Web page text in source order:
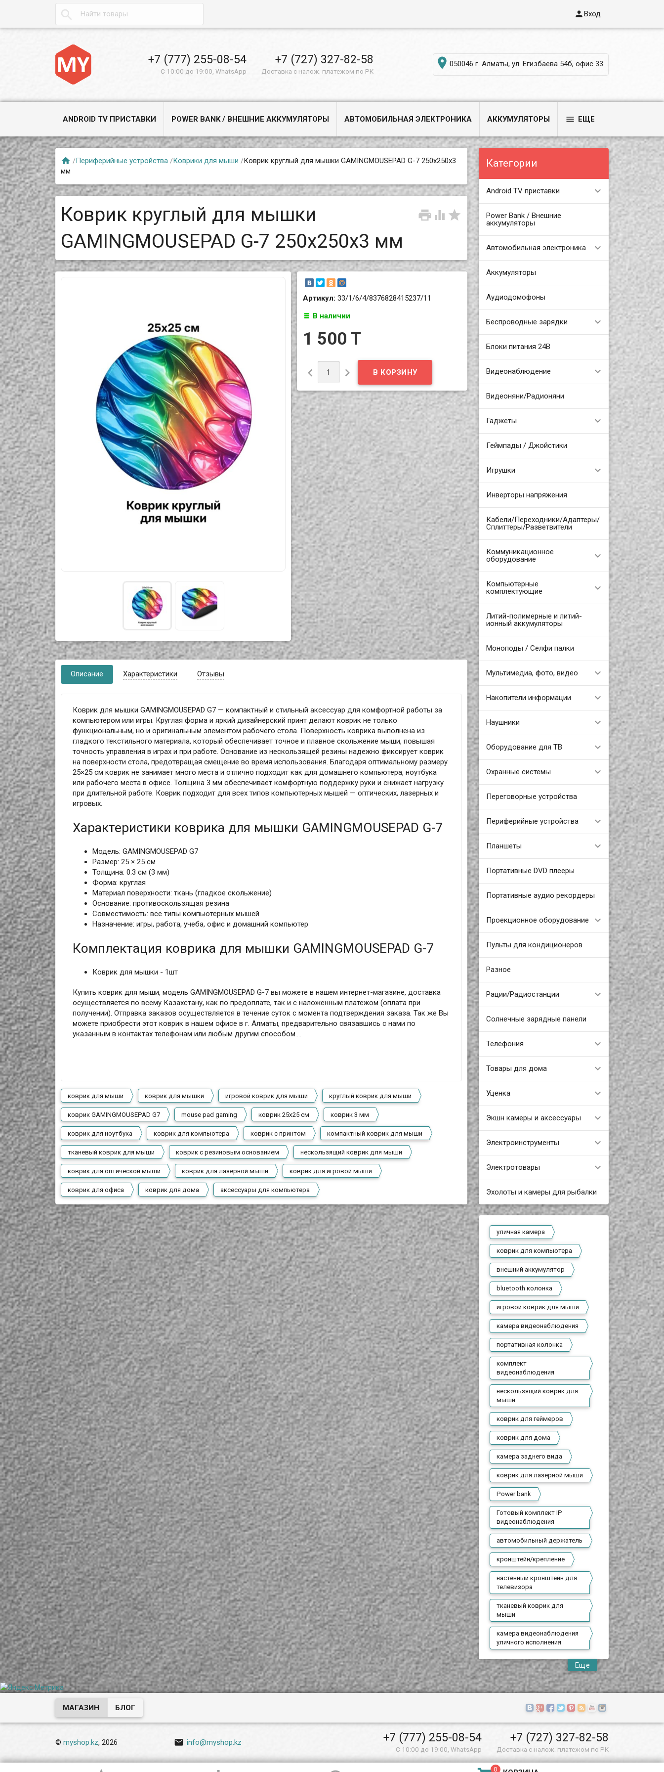
 Вход
+7 (777) 255-08-54
С 10:00 до 19:00, WhatsApp
+7 (727) 327-82-58
Доставка с налож. платежом по РК
 050046 г. Алматы, ул. Егизбаева 54б, офис 33
ANDROID TV ПРИСТАВКИ POWER BANK / ВНЕШНИЕ АККУМУЛЯТОРЫ АВТОМОБИЛЬНАЯ ЭЛЕКТРОНИКА АККУМУЛЯТОРЫ  ЕЩЕ
Категории
Android TV приставки
Power Bank / Внешние
аккумуляторы
Автомобильная электроника
Аккумуляторы
Аудиодомофоны
Беспроводные зарядки
Блоки питания 24В
Видеонаблюдение
Видеоняни/Радионяни
Гаджеты
Геймпады / Джойстики
Игрушки
Инверторы напряжения
Кабели/Переходники/Адаптеры/
Сплиттеры/Разветвители
Коммуникационное
оборудование
Компьютерные
комплектующие
Литий-полимерные и литий-
ионный аккумуляторы
Моноподы / Селфи палки
Мультимедиа, фото, видео
Накопители информации
Наушники
Оборудование для ТВ
Охранные системы
Переговорные устройства
Периферийные устройства
Планшеты
Портативные DVD плееры
Портативные аудио рекордеры
Проекционное оборудование
Пульты для кондиционеров
Разное
Рации/Радиостанции
Солнечные зарядные панели
Телефония
Товары для дома
Уценка
Экшн камеры и аксессуары
Электроинструменты
Электротовары
Эхолоты и камеры для рыбалки
уличная камера
коврик для компьютера
внешний аккумулятор
bluetooth колонка
игровой коврик для мыши
камера видеонаблюдения
портативная колонка
комплект
видеонаблюдения
нескользящий коврик для
мыши
коврик для геймеров
коврик для дома
камера заднего вида
коврик для лазерной мыши
Power bank
Готовый комплект IP
видеонаблюдения
автомобильный держатель
кронштейн/крепление
настенный кронштейн для
телевизора
тканевый коврик для
мыши
камера видеонаблюдения
уличного исполнения
Еще
 /Периферийные устройства /Коврики для мыши /Коврик круглый для мышки GAMINGMOUSEPAD G-7 250x250x3
мм
  
Коврик круглый для мышки
GAMINGMOUSEPAD G-7 250x250x3 мм
Артикул: 33/1/6/4/8376828415237/11
В наличии
1 500 T
 
Описание Характеристики Отзывы
Коврик для мышки GAMINGMOUSEPAD G7 — компактный и стильный аксессуар для комфортной работы за
компьютером или игры. Круглая форма и яркий дизайнерский принт делают коврик не только
функциональным, но и оригинальным элементом рабочего стола. Поверхность коврика выполнена из
гладкого текстильного материала, который обеспечивает точное и плавное скольжение мыши, повышая
точность управления в играх и при работе. Основание из нескользящей резины надежно фиксирует коврик
на поверхности стола, предотвращая смещение во время использования. Благодаря оптимальному размеру
25×25 см коврик не занимает много места и отлично подходит как для домашнего компьютера, ноутбука
или рабочего места в офисе. Толщина 3 мм обеспечивает комфортную поддержку руки и снижает нагрузку
при длительной работе. Коврик подходит для всех типов компьютерных мышей — оптических, лазерных и
игровых.
Характеристики коврика для мышки GAMINGMOUSEPAD G-7
Модель: GAMINGMOUSEPAD G7
Размер: 25 × 25 см
Толщина: 0.3 см (3 мм)
Форма: круглая
Материал поверхности: ткань (гладкое скольжение)
Основание: противоскользящая резина
Совместимость: все типы компьютерных мышей
Назначение: игры, работа, учеба, офис и домашний компьютер
Комплектация коврика для мышки GAMINGMOUSEPAD G-7
Коврик для мышки - 1шт
Купить коврик для мыши, модель GAMINGMOUSEPAD G-7 вы можете в нашем интернет-магазине, доставка
осуществляется по всему Казахстану, как по предоплате, так и с наложенным платежом (оплата при
получении). Отправка заказов осуществляется в течение суток с момента подтверждения заказа. Так же Вы
можете приобрести этот коврик в нашем офисе в г. Алматы, предварительно связавшись с нами по
указанным в контактах телефонам или любым другим способом….
коврик для мыши коврик для мышки игровой коврик для мыши круглый коврик для мыши
коврик GAMINGMOUSEPAD G7 mouse pad gaming коврик 25x25 см коврик 3 мм
коврик для ноутбука коврик для компьютера коврик с принтом компактный коврик для мыши
тканевый коврик для мыши коврик с резиновым основанием нескользящий коврик для мыши
коврик для оптической мыши коврик для лазерной мыши коврик для игровой мыши
коврик для офиса коврик для дома аксессуары для компьютера
МАГАЗИН БЛОГ
©myshop.kz, 2026  info@myshop.kz +7 (777) 255-08-54
С 10:00 до 19:00, WhatsApp
+7 (727) 327-82-58
Доставка с налож. платежом по РК